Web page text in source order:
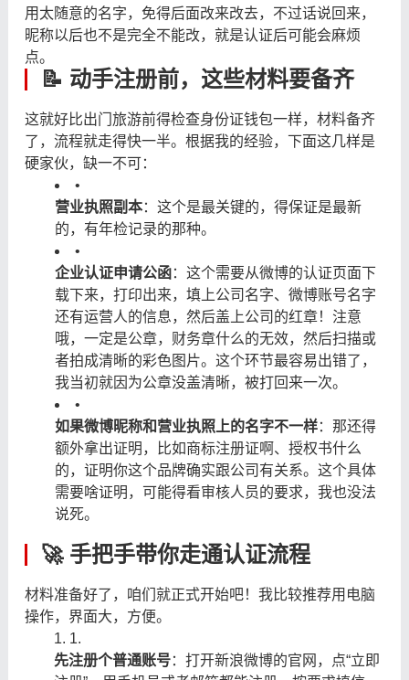
用太随意的名字，免得后面改来改去，不过话说回来，
昵称以后也不是完全不能改，就是认证后可能会麻烦
点。
📝 动手注册前，这些材料要备齐
这就好比出门旅游前得检查身份证钱包一样，材料备齐
了，流程就走得快一半。根据我的经验，下面这几样是
硬家伙，缺一不可：
•
营业执照副本：这个是最关键的，得保证是最新
的，有年检记录的那种。
•
企业认证申请公函：这个需要从微博的认证页面下
载下来，打印出来，填上公司名字、微博账号名字
还有运营人的信息，然后盖上公司的红章！注意
哦，一定是公章，财务章什么的无效，然后扫描或
者拍成清晰的彩色图片。这个环节最容易出错了，
我当初就因为公章没盖清晰，被打回来一次。
•
如果微博昵称和营业执照上的名字不一样：那还得
额外拿出证明，比如商标注册证啊、授权书什么
的，证明你这个品牌确实跟公司有关系。这个具体
需要啥证明，可能得看审核人员的要求，我也没法
说死。
🚀 手把手带你走通认证流程
材料准备好了，咱们就正式开始吧！我比较推荐用电脑
操作，界面大，方便。
1.
先注册个普通账号：打开新浪微博的官网，点“立即